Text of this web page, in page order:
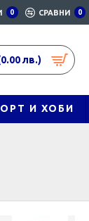
0 СРАВНИ 0
лв.)
И ХОБИ